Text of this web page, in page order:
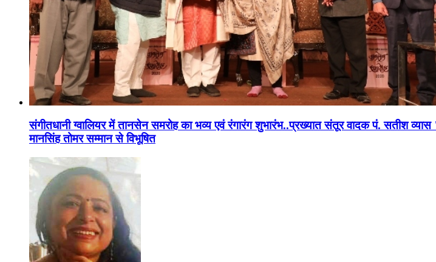
संगीतधानी ग्वालियर में तानसेन समरोह का भव्य एवं रंगारंग शुभारंभ..प्रख्यात संतूर वादक पं. सतीश
मानसिंह तोमर सम्मान से विभूषित